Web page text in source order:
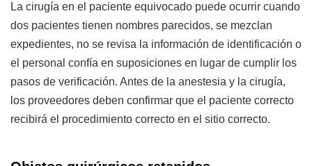
La cirugía en el paciente equivocado puede ocurrir cuando
dos pacientes tienen nombres parecidos, se mezclan
expedientes, no se revisa la información de identificación o
el personal confía en suposiciones en lugar de cumplir los
pasos de verificación. Antes de la anestesia y la cirugía,
los proveedores deben confirmar que el paciente correcto
recibirá el procedimiento correcto en el sitio correcto.